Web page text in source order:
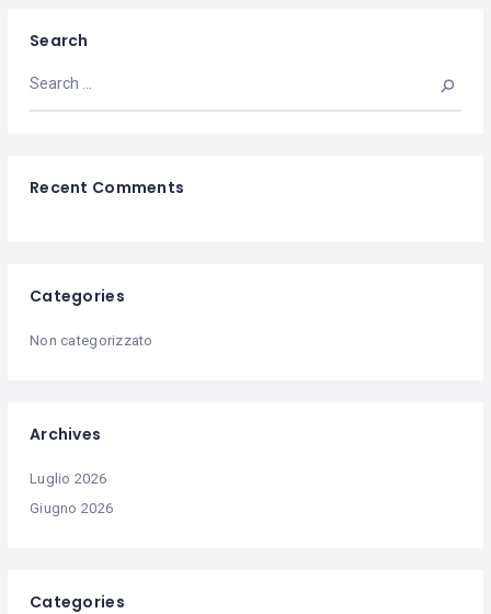
Search
Recent Comments
Categories
Non categorizzato
Archives
Luglio 2026
Giugno 2026
Categories